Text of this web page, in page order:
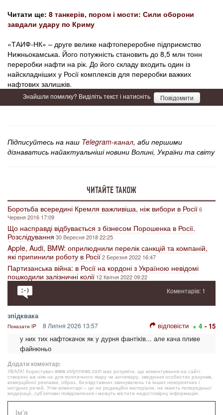
Читати ще: 8 танкерів, пором і мости: Сили оборони
завдали удару по Криму
«ТАИФ-НК» – друге велике нафтопереробне підприємство
Нижньокамська. Його потужність становить до 8,5 млн тонн
переробки нафти на рік. До його складу входить один із
найскладніших у Росії комплексів для переробки важких
нафтових залишків.
Знайшли помилку? Виділіть текст і натисніть Повідомити
Підписуйтесь на наш Telegram-канал, аби першими
дізнаватись найактуальніші новини Волині, України та світу
ЧИТАЙТЕ ТАКОЖ
Боротьба всередині Кремля важливіша, ніж вибори в Росії6
Червня 2016 17:09
Що насправді відбувається з бізнесом Порошенка в Росії.
Розслідування30 Вересня 2018 22:25
Apple, Audi, BMW: оприлюднили перелік санкцій та компаній,
які припинили роботу в Росії2 Березня 2022 16:47
Партизанська війна: в Росії на кордоні з Україною невідомі
пошкодили залізничні колії 12 Квітня 2022 09:22
Коментарів: 1
зпiдквака
Показати IP 8 Липня 2026 13:57 відповісти + 4 - 15
у них тих нафтокачок як у дурня фантiкiв... але кача пливе
файнюньо
Додати коментар:
УВАГА! Користувач www.volynnews.com має розуміти, що коментування на сайті
створені аж ніяк не для політичного піару чи антипіару, зведення особистих рахунків,
комерційної реклами, образ, безпідставних звинувачень та інших некоректних і
негідних речей. Утім коментарі – це не редакційні матеріали, не мають попередньої
модерації, суб’єктивні повідомлення і можуть містити недостовірну інформацію.